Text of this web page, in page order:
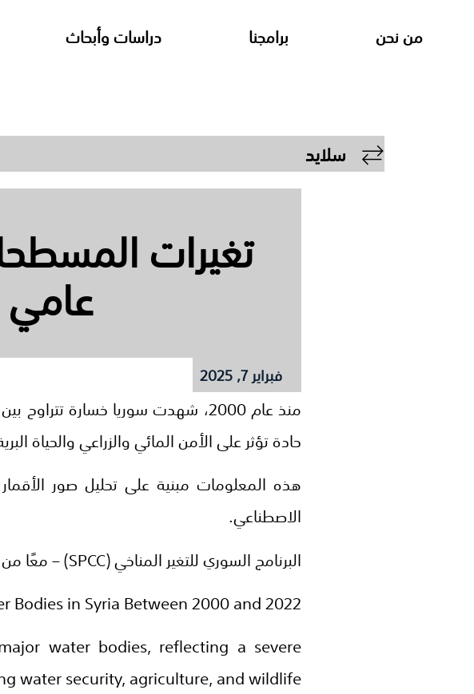
من نحن برامجنا دراسات وأبحاث
سلايد
تغيرات
عامي 2000 و2022
فبراير 7, 2025
حادة تؤثر على الأمن المائي والزراعي والحياة
الاصطناعي.
البرنامج السوري للتغير المناخي (SPCC) – معًا من أجل مستقبل مستدام!
Bodies in Syria Between 2000 and 2022
water bodies, reflecting a severe
water security, agriculture, and wildlife.